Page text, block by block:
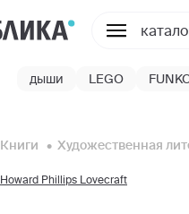
дыши LEGO
Книги Художественная
Howard Phillips Lovecraft